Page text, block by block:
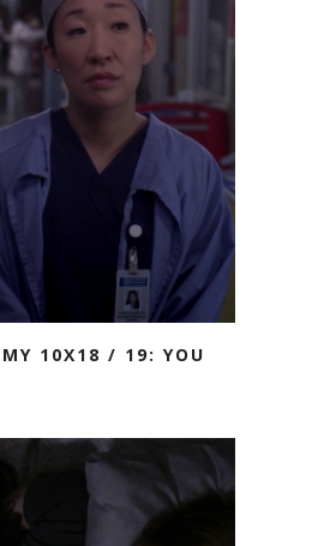
10X18 / 19: YOU